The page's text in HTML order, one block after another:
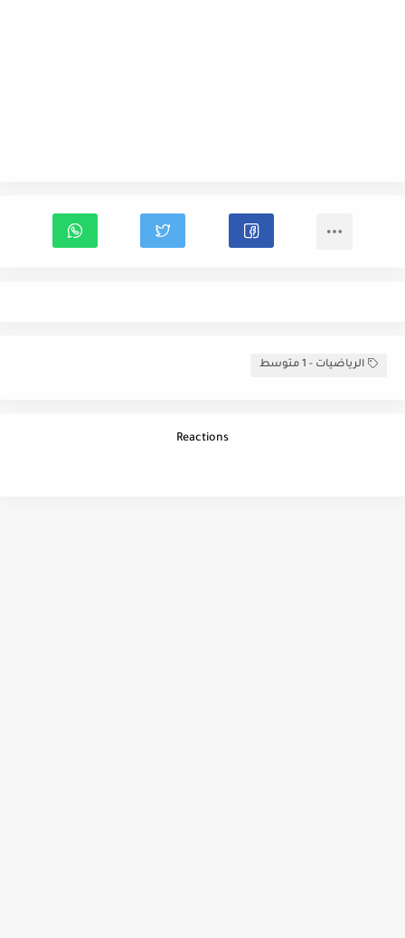
الرياضيات - 1 متوسط
Reactions